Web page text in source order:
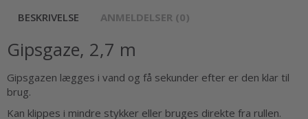
BESKRIVELSE ANMELDELSER (0)
Gipsgaze, 2,7 m
Gipsgazen lægges i vand og få sekunder efter er den klar til
brug.
Kan klippes i mindre stykker eller bruges direkte fra rullen.